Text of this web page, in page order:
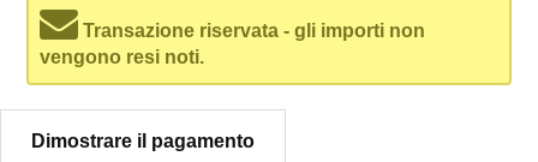
Transazione riservata - gli importi non
vengono resi noti.
Dimostrare il pagamento